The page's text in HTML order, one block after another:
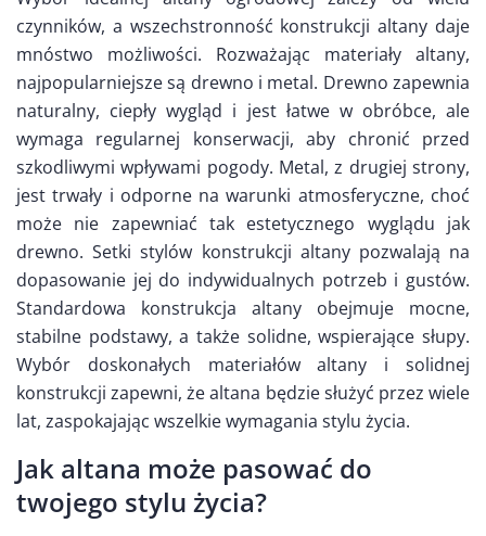
czynników, a wszechstronność konstrukcji altany daje
mnóstwo możliwości. Rozważając materiały altany,
najpopularniejsze są drewno i metal. Drewno zapewnia
naturalny, ciepły wygląd i jest łatwe w obróbce, ale
wymaga regularnej konserwacji, aby chronić przed
szkodliwymi wpływami pogody. Metal, z drugiej strony,
jest trwały i odporne na warunki atmosferyczne, choć
może nie zapewniać tak estetycznego wyglądu jak
drewno. Setki stylów konstrukcji altany pozwalają na
dopasowanie jej do indywidualnych potrzeb i gustów.
Standardowa konstrukcja altany obejmuje mocne,
stabilne podstawy, a także solidne, wspierające słupy.
Wybór doskonałych materiałów altany i solidnej
konstrukcji zapewni, że altana będzie służyć przez wiele
lat, zaspokajając wszelkie wymagania stylu życia.
Jak altana może pasować do
twojego stylu życia?